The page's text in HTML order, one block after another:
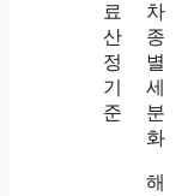
료
산
정
기
준
차
종
별
세
분
화
해